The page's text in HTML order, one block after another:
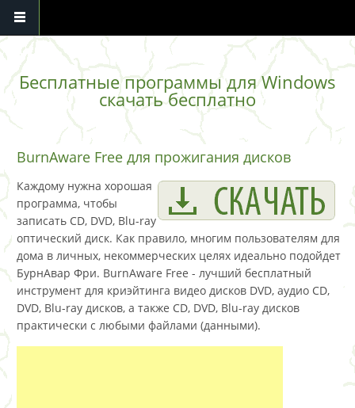
Перейти к основному содержанию
Бесплатные программы для Windows
скачать бесплатно
BurnAware Free для прожигания дисков
Каждому нужна хорошая
программа, чтобы
записать CD, DVD, Blu-ray
оптический диск. Как правило, многим пользователям для
дома в личных, некоммерческих целях идеально подойдет
БурнАвар Фри. BurnAware Free - лучший бесплатный
инструмент для криэйтинга видео дисков DVD, аудио CD,
DVD, Blu-ray дисков, а также CD, DVD, Blu-ray дисков
практически с любыми файлами (данными).